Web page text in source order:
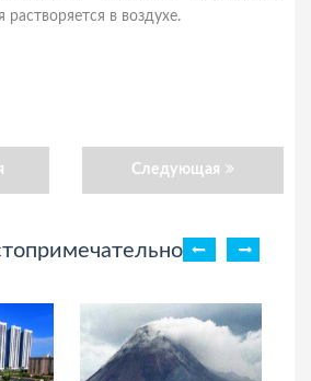
растворяется в воздухе.
Следующая